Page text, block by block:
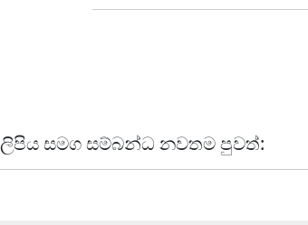
ලිපිය සමග සම්බන්ධ නවතම පුවත්: